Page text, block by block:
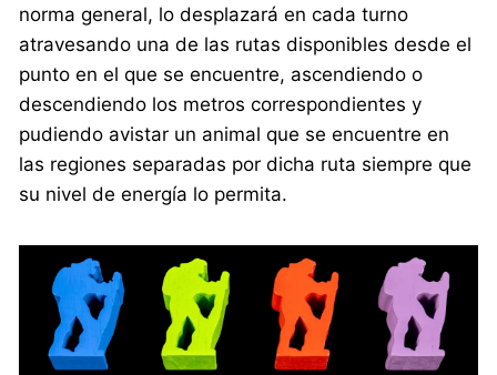
norma general, lo desplazará en cada turno
atravesando una de las rutas disponibles desde el
punto en el que se encuentre, ascendiendo o
descendiendo los metros correspondientes y
pudiendo avistar un animal que se encuentre en
las regiones separadas por dicha ruta siempre que
su nivel de energía lo permita.